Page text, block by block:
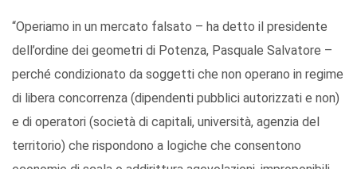
“Operiamo in un mercato falsato – ha detto il presidente
dell’ordine dei geometri di Potenza, Pasquale Salvatore –
perché condizionato da soggetti che non operano in regime
di libera concorrenza (dipendenti pubblici autorizzati e non)
e di operatori (società di capitali, università, agenzia del
territorio) che rispondono a logiche che consentono